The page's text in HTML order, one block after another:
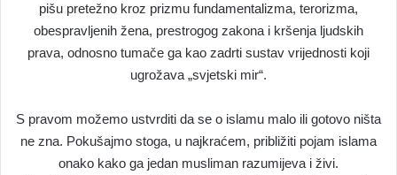
pišu pretežno kroz prizmu fundamentalizma, terorizma,
obespravljenih žena, prestrogog zakona i kršenja ljudskih
prava, odnosno tumače ga kao zadrti sustav vrijednosti koji
ugrožava „svjetski mir“.
S pravom možemo ustvrditi da se o islamu malo ili gotovo ništa
ne zna. Pokušajmo stoga, u najkraćem, približiti pojam islama
onako kako ga jedan musliman razumijeva i živi.